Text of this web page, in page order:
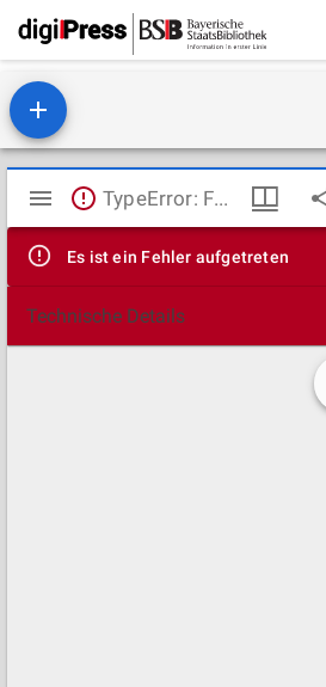
Mirador
Viewer
TypeError: Failed to fetch
Es ist ein Fehler aufgetreten
Technische Details